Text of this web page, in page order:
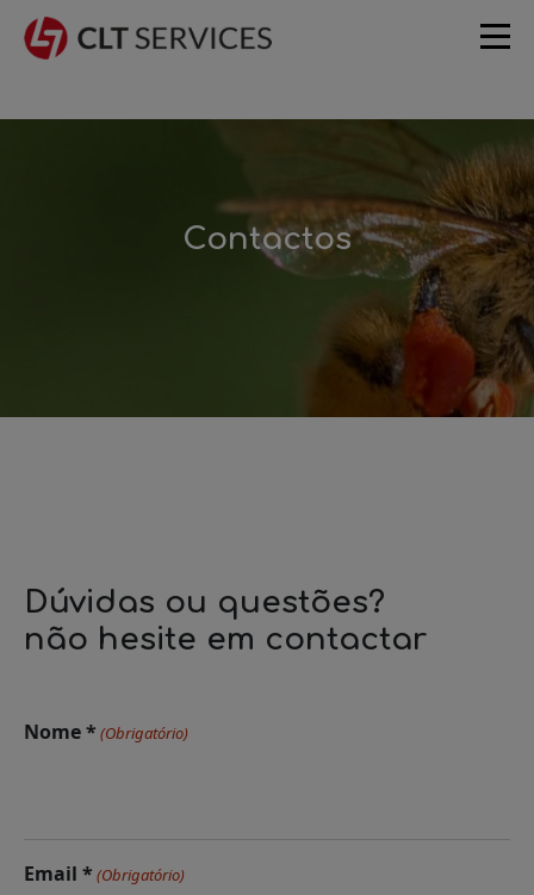
Contactos
Dúvidas ou questões?
não hesite em contactar
Nome * (Obrigatório)
Email * (Obrigatório)